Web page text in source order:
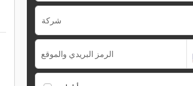
شركة
الرمز البريدي والموقع